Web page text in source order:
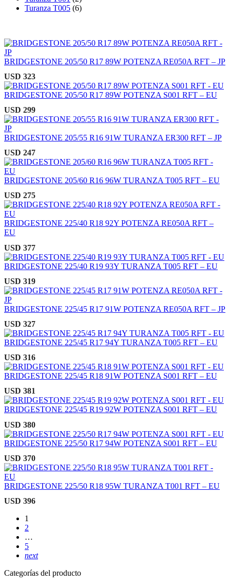
Turanza T005 (6)
BRIDGESTONE 205/50 R17 89W POTENZA RE050A RFT – JP
USD 323
BRIDGESTONE 205/50 R17 89W POTENZA S001 RFT – EU
USD 299
BRIDGESTONE 205/55 R16 91W TURANZA ER300 RFT – JP
USD 247
BRIDGESTONE 205/60 R16 96W TURANZA T005 RFT – EU
USD 275
BRIDGESTONE 225/40 R18 92Y POTENZA RE050A RFT –
EU
USD 377
BRIDGESTONE 225/40 R19 93Y TURANZA T005 RFT – EU
USD 319
BRIDGESTONE 225/45 R17 91W POTENZA RE050A RFT – JP
USD 327
BRIDGESTONE 225/45 R17 94Y TURANZA T005 RFT – EU
USD 316
BRIDGESTONE 225/45 R18 91W POTENZA S001 RFT – EU
USD 381
BRIDGESTONE 225/45 R19 92W POTENZA S001 RFT – EU
USD 380
BRIDGESTONE 225/50 R17 94W POTENZA S001 RFT – EU
USD 370
BRIDGESTONE 225/50 R18 95W TURANZA T001 RFT – EU
USD 396
1
2
…
5
next
Categorías del producto